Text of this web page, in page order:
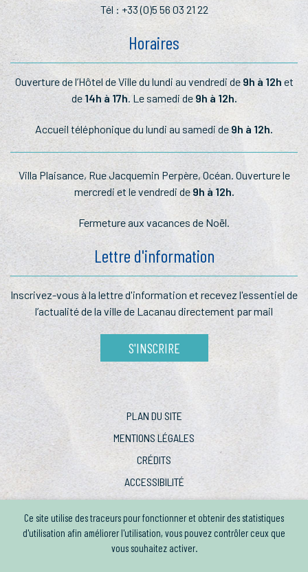
Ce site utilise des traceurs pour fonctionner et obtenir des statistiques
d'utilisation afin améliorer l'utilisation, vous pouvez contrôler ceux que
vous souhaitez activer.
Tél : +33 (0)5 56 03 21 22
Horaires
Ouverture de l’Hôtel de Ville du lundi au vendredi de 9h à 12h et
de 14h à 17h. Le samedi de 9h à 12h.
Accueil téléphonique du lundi au samedi de9h à 12h.
Villa Plaisance, Rue Jacquemin Perpère, Océan. Ouverture le
mercredi et le vendredi de 9h à 12h.
Fermeture aux vacances de Noël.
Lettre d'information
Inscrivez-vous à la lettred'information et recevez l'essentiel de
l’actualité de la ville de Lacanau directement par mail
S'INSCRIRE
PLAN DU SITE
MENTIONS LÉGALES
CRÉDITS
ACCESSIBILITÉ